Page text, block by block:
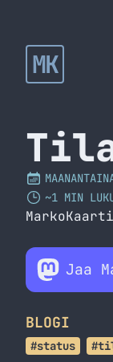
MK
~1 MIN
Jaa
BLOGI
#status